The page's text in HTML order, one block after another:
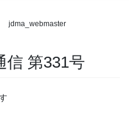
jdma_webmaster
信 第331号